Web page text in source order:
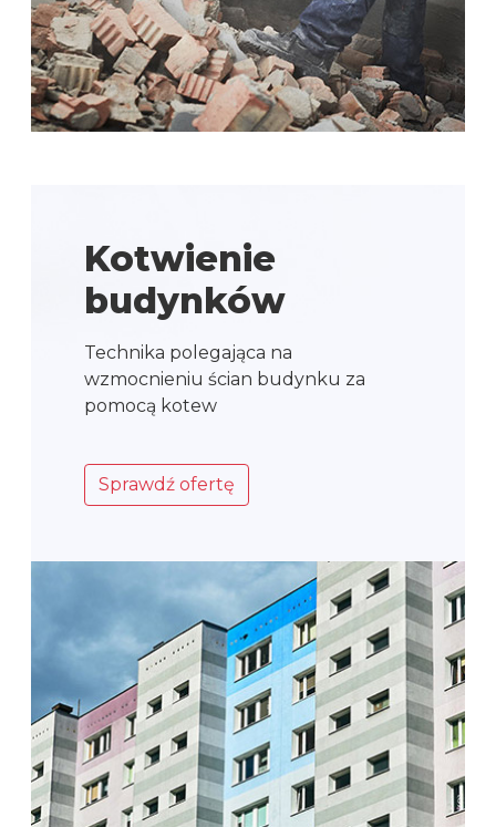
Kotwienie
budynków
Technika polegająca na
wzmocnieniu ścian budynku za
pomocą kotew
Sprawdź ofertę